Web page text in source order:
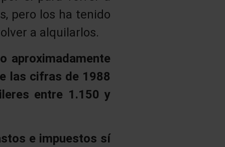
pero los ha tenido
a alquilarlos.
aproximadamente
las cifras de 1988
entre 1.150 y
e impuestos sí